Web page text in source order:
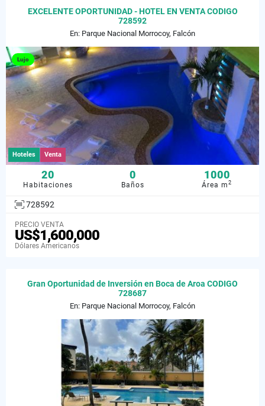
EXCELENTE OPORTUNIDAD - HOTEL EN VENTA CODIGO
728592
En: Parque Nacional Morrocoy, Falcón
Lujo
Hoteles Venta
20
Habitaciones
0
Baños
1000
Área m2
728592
PRECIO VENTA
US$1,600,000
Dólares Americanos
Gran Oportunidad de Inversión en Boca de Aroa CODIGO
728687
En: Parque Nacional Morrocoy, Falcón